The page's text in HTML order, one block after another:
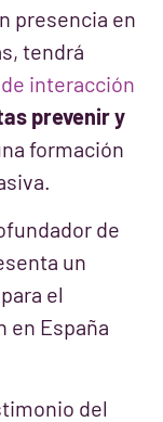
presencia en
tendrá
interacción
prevenir y
formación
de
un
el
en España
del